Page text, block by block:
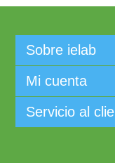
Sobre ielab
Mi cuenta
Servicio al